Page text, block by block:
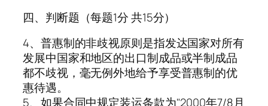
四、判断题（每题1分 共15分）
4、普惠制的非歧视原则是指发达国家对所有
发展中国家和地区的出口制成品或半制成品
都不歧视，毫无例外地给予享受普惠制的优
惠待遇。
5、如果合同中规定装运条款为"2000年7/8月